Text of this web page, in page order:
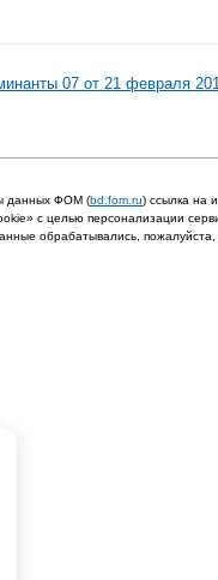
07 от 21 февраля
данных ФОМ (bd.fom.ru) ссылка на
с целью персонализации
обрабатывались, пожалуйста,